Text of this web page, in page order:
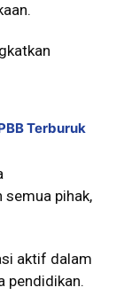
Terburuk
pihak,
aktif dalam
pendidikan.